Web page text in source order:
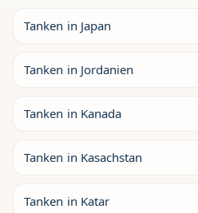
Tanken in Japan
Tanken in Jordanien
Tanken in Kanada
Tanken in Kasachstan
Tanken in Katar